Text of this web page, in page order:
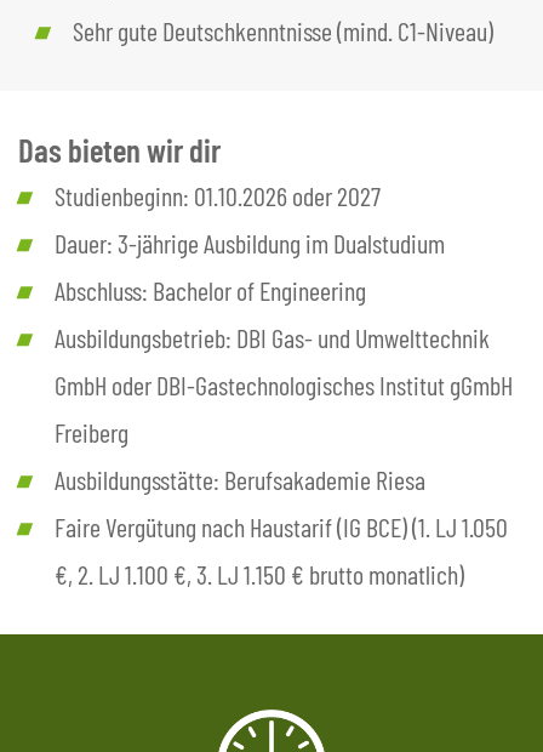
Sehr gute Deutschkenntnisse (mind. C1-Niveau)
Das bieten wir dir
Studienbeginn: 01.10.2026 oder 2027
Dauer: 3-jährige Ausbildung im Dualstudium
Abschluss: Bachelor of Engineering
Ausbildungsbetrieb: DBI Gas- und Umwelttechnik
GmbH oder DBI-Gastechnologisches Institut gGmbH
Freiberg
Ausbildungsstätte: Berufsakademie Riesa
Faire Vergütung nach Haustarif (IG BCE) (1. LJ 1.050
€, 2. LJ 1.100 €, 3. LJ 1.150 € brutto monatlich)